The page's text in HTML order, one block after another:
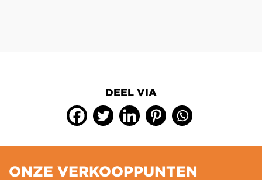
DEEL VIA
ONZE VERKOOPPUNTEN